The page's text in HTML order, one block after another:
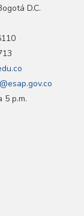
D.C.
5 p.m.